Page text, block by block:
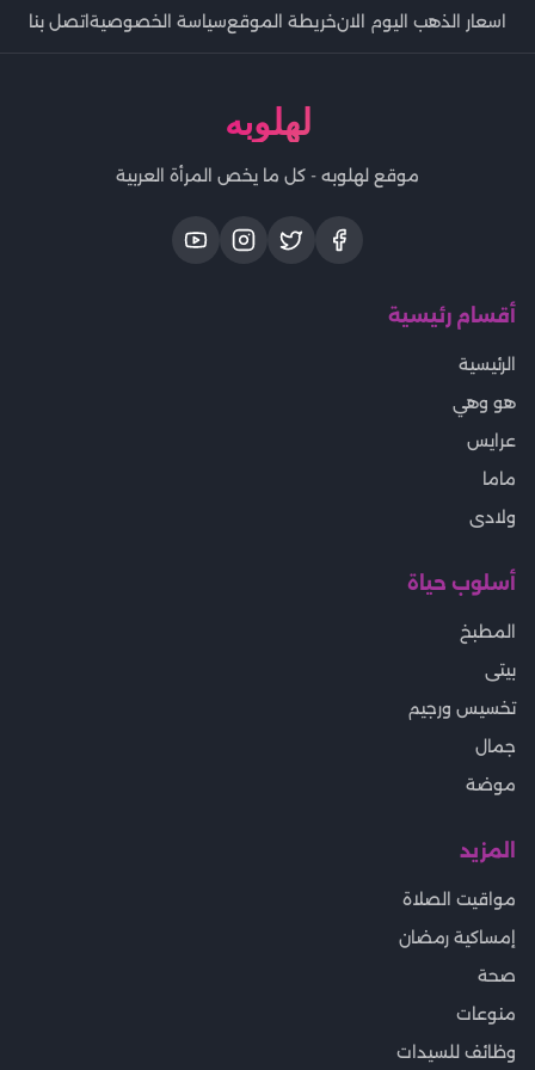
اسعار الذهب اليوم الانخريطة الموقعسياسة الخصوصيةاتصل بنا
لهلوبه
موقع لهلوبه - كل ما يخص المرأة العربية
أقسام رئيسية
الرئيسية
هو وهي
عرايس
ماما
ولادى
أسلوب حياة
المطبخ
بيتى
تخسيس ورجيم
جمال
موضة
المزيد
مواقيت الصلاة
إمساكية رمضان
صحة
منوعات
وظائف للسيدات